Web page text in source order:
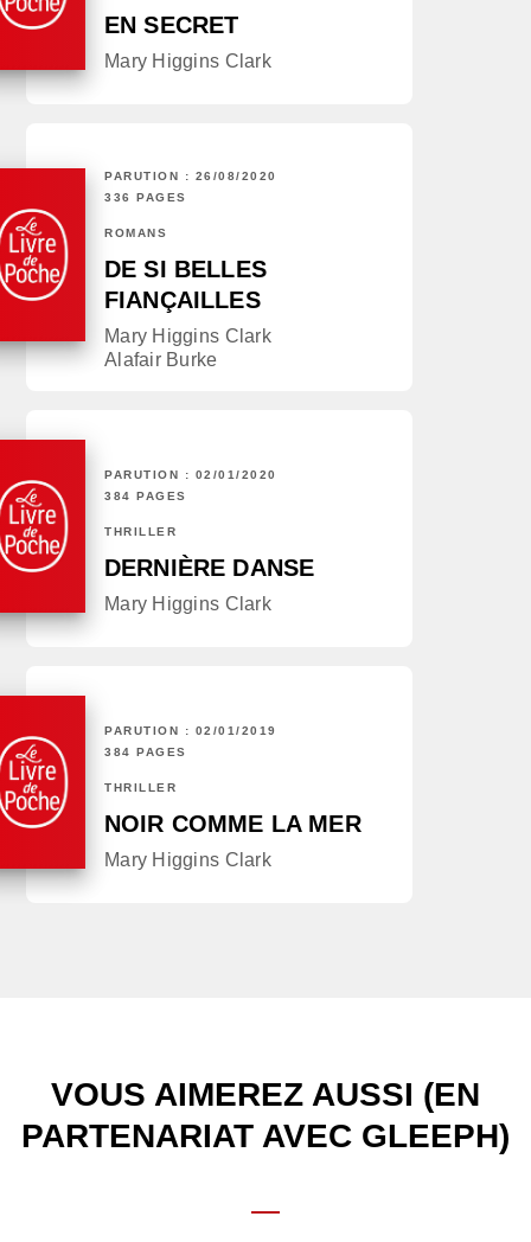
EN SECRET
Mary Higgins Clark
PARUTION : 26/08/2020
336 PAGES
ROMANS
DE SI BELLES
FIANÇAILLES
Mary Higgins Clark
Alafair Burke
PARUTION : 02/01/2020
384 PAGES
THRILLER
DERNIÈRE DANSE
Mary Higgins Clark
PARUTION : 02/01/2019
384 PAGES
THRILLER
NOIR COMME LA MER
Mary Higgins Clark
VOUS AIMEREZ AUSSI (EN
PARTENARIAT AVEC GLEEPH)